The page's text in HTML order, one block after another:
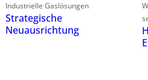
Industrielle Gaslösungen
Strategische
Neuausrichtung